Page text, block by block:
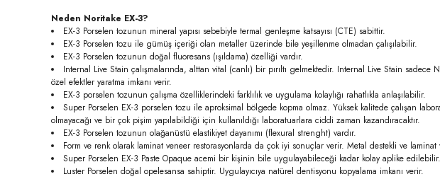
Neden Noritake EX-3?
EX-3 Porselen tozunun mineral yapısı sebebiyle termal genleşme katsayısı (CTE) sabittir.
EX-3 Porselen tozu ile gümüş içeriği olan metaller üzerinde bile yeşillenme olmadan çalışılabilir.
EX-3 Porselen tozunun doğal fluoresans (ışıldama) özelliği vardır.
Internal Live Stain çalışmalarında, alttan vital (canlı) bir pırıltı gelmektedir. Internal Live Stain
özel efektler yaratma imkanı verir.
EX-3 porselen tozunun çalışma özelliklerindeki farklılık ve uygulama kolaylığı rahatlıkla anlaşılabilir.
Super Porselen EX-3 porselen tozu ile aproksimal bölgede kopma olmaz. Yüksek kalitede çalışan
olmayacağı ve bir çok pişim yapılabildiği için kullanıldığı laboratuarlara ciddi zaman kazandıracaktır.
EX-3 Porselen tozunun olağanüstü elastikiyet dayanımı (flexural strenght) vardır.
Form ve renk olarak laminat veneer restorasyonlarda da çok iyi sonuçlar verir. Metal destekli ve
Super Porselen EX-3 Paste Opaque acemi bir kişinin bile uygulayabileceği kadar kolay aplike
Luster Porselen doğal opelesansa sahiptir. Uygulayıcıya natürel dentisyonu kopyalama imkanı verir.